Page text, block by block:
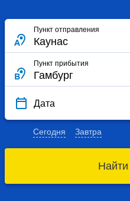
Пункт отправления
Пункт прибытия
Дата
Сегодня Завтра